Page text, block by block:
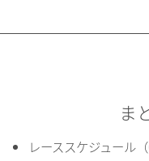
ま
レーススケジュール